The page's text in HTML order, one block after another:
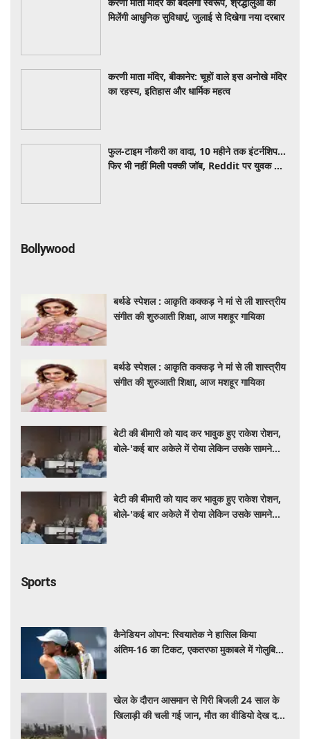
मिलेंगी आधुनिक सुविधाएं, जुलाई से दिखेगा नया दरबार
करणी माता मंदिर, बीकानेर: चूहों वाले इस अनोखे मंदिर
का रहस्य, इतिहास और धार्मिक महत्व
फुल-टाइम नौकरी का वादा, 10 महीने तक इंटर्नशिप...
फिर भी नहीं मिली पक्की जॉब, Reddit पर युवक का
Bollywood
बर्थडे स्पेशल : आकृति कक्कड़ ने मां से ली शास्त्रीय
संगीत की शुरुआती शिक्षा, आज मशहूर गायिका
बर्थडे स्पेशल : आकृति कक्कड़ ने मां से ली शास्त्रीय
संगीत की शुरुआती शिक्षा, आज मशहूर गायिका
बेटी की बीमारी को याद कर भावुक हुए राकेश रोशन,
बोले-'कई बार अकेले में रोया लेकिन उसके सामने
बेटी की बीमारी को याद कर भावुक हुए राकेश रोशन,
बोले-'कई बार अकेले में रोया लेकिन उसके सामने
Sports
कैनेडियन ओपन: स्वियातेक ने हासिल किया
अंतिम-16 का टिकट, एकतरफा मुकाबले में गोलुबिक
खेल के दौरान आसमान से गिरी बिजली 24 साल के
खिलाड़ी की चली गई जान, मौत का वीडियो देख दहल